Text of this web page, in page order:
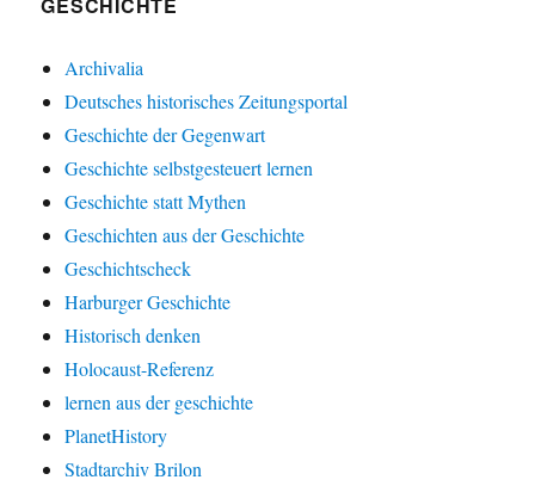
Archivalia
Deutsches historisches Zeitungsportal
Geschichte der Gegenwart
Geschichte selbstgesteuert lernen
Geschichte statt Mythen
Geschichten aus der Geschichte
Geschichtscheck
Harburger Geschichte
Historisch denken
Holocaust-Referenz
lernen aus der geschichte
PlanetHistory
Stadtarchiv Brilon